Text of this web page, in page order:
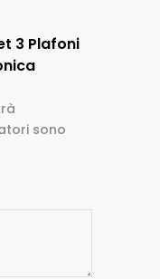
3 Plafoni
sono